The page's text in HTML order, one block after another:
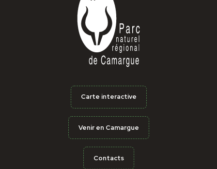
Carte interactive
Venir en Camargue
Contacts